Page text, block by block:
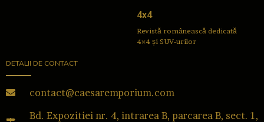
4x4
Revistă românească dedicată
4×4 și SUV-urilor
DETALII DE CONTACT
contact@caesaremporium.com
Bd. Expozitiei nr. 4, intrarea B, parcarea B, sect. 1,